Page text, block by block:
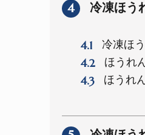
4 冷凍ほう
4.1 冷凍ほ
4.2 ほうれ
4.3 ほうれ